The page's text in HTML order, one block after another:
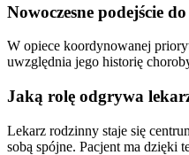
Nowoczesne podejście
W opiece koordynowanej
uwzględnia jego historię
Jaką rolę odgrywa
Lekarz rodzinny staje się
sobą spójne. Pacjent ma dzięki